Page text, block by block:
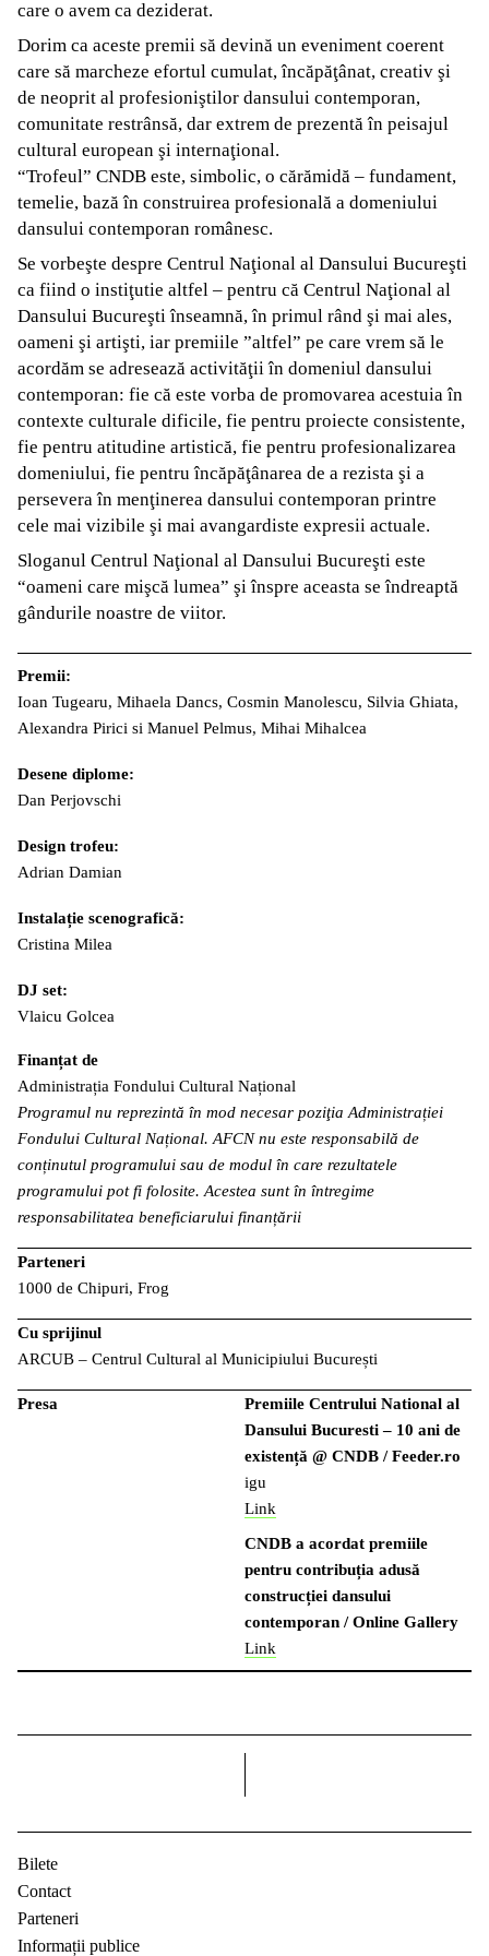
care o avem ca deziderat.
Dorim ca aceste premii să devină un eveniment coerent
care să marcheze efortul cumulat, încăpăţânat, creativ şi
de neoprit al profesioniştilor dansului contemporan,
comunitate restrânsă, dar extrem de prezentă în peisajul
cultural european şi internaţional.
“Trofeul” CNDB este, simbolic, o cărămidă – fundament,
temelie, bază în construirea profesională a domeniului
dansului contemporan românesc.
Se vorbeşte despre Centrul Naţional al Dansului Bucureşti
ca fiind o instiţutie altfel – pentru că Centrul Naţional al
Dansului Bucureşti înseamnă, în primul rând şi mai ales,
oameni şi artişti, iar premiile ”altfel” pe care vrem să le
acordăm se adresează activităţii în domeniul dansului
contemporan: fie că este vorba de promovarea acestuia în
contexte culturale dificile, fie pentru proiecte consistente,
fie pentru atitudine artistică, fie pentru profesionalizarea
domeniului, fie pentru încăpăţânarea de a rezista şi a
persevera în menţinerea dansului contemporan printre
cele mai vizibile şi mai avangardiste expresii actuale.
Sloganul Centrul Naţional al Dansului Bucureşti este
“oameni care mişcă lumea” şi înspre aceasta se îndreaptă
gândurile noastre de viitor.
Premii:
Ioan Tugearu, Mihaela Dancs, Cosmin Manolescu, Silvia Ghiata,
Alexandra Pirici si Manuel Pelmus, Mihai Mihalcea
Desene diplome:
Dan Perjovschi
Design trofeu:
Adrian Damian
Instalație scenografică:
Cristina Milea
DJ set:
Vlaicu Golcea
Finanțat de
Administrația Fondului Cultural Național
Programul nu reprezintă în mod necesar poziţia Administrației
Fondului Cultural Național. AFCN nu este responsabilă de
conținutul programului sau de modul în care rezultatele
programului pot fi folosite. Acestea sunt în întregime
responsabilitatea beneficiarului finanțării
Parteneri
1000 de Chipuri, Frog
Cu sprijinul
ARCUB – Centrul Cultural al Municipiului București
Presa
Premiile Centrului National al
Dansului Bucuresti – 10 ani de
existență @ CNDB / Feeder.ro
igu
Link
CNDB a acordat premiile
pentru contribuția adusă
construcției dansului
contemporan / Online Gallery
Link
Bilete
Contact
Parteneri
Informații publice